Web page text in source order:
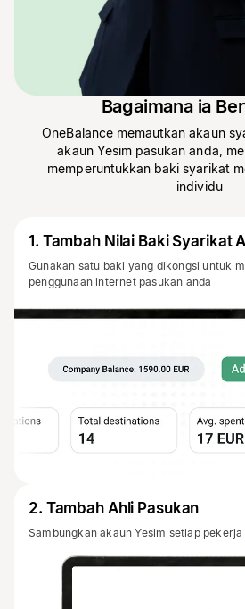
Bagaimana ia
OneBalance memautkan akaun
akaun Yesim pasukan anda,
memperuntukkan baki syarikat
individu
1 . Tambah Nilai Baki Syarikat
Gunakan satu baki yang dikongsi untuk
penggunaan internet pasukan anda
2. Tambah Ahli Pasukan
Sambungkan akaun Yesim setiap